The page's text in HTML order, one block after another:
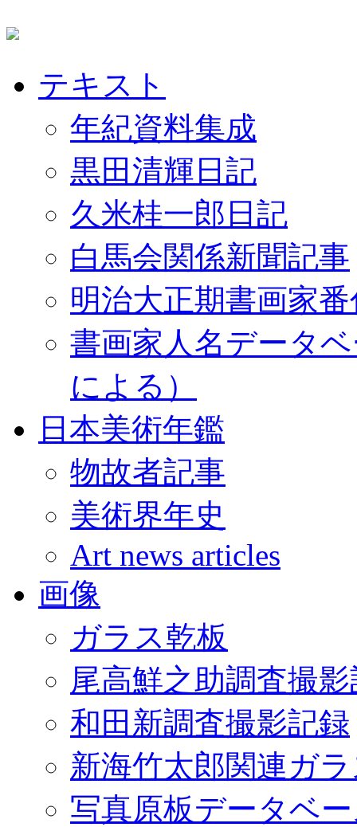
テキスト
年紀資料集成
黒田清輝日記
久米桂一郎日記
白馬会関係新聞記事
明治大正期書画家
書画家人名データ
による）
日本美術年鑑
物故者記事
美術界年史
Art news articles
画像
ガラス乾板
尾高鮮之助調査撮
和田新調査撮影記録
新海竹太郎関連ガ
写真原板データベ